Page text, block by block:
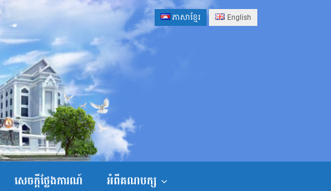
ភាសាខ្មែរ English
សេចក្ដីថ្លែងការណ៍ អំពីគណបក្ស